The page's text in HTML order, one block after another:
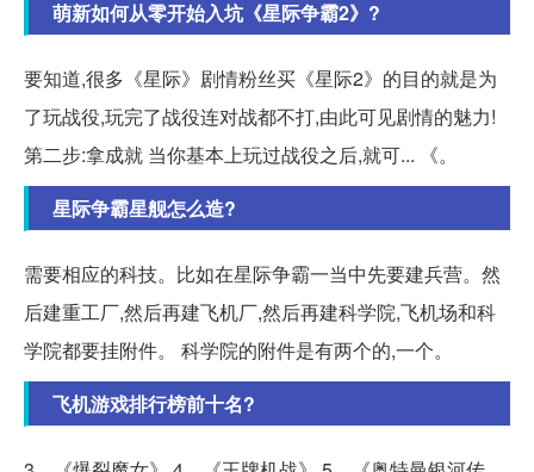
萌新如何从零开始入坑《星际争霸2》?
要知道,很多《星际》剧情粉丝买《星际2》的目的就是为
了玩战役,玩完了战役连对战都不打,由此可见剧情的魅力!
第二步:拿成就 当你基本上玩过战役之后,就可... 《。
星际争霸星舰怎么造?
需要相应的科技。比如在星际争霸一当中先要建兵营。然
后建重工厂,然后再建飞机厂,然后再建科学院,飞机场和科
学院都要挂附件。 科学院的附件是有两个的,一个。
飞机游戏排行榜前十名?